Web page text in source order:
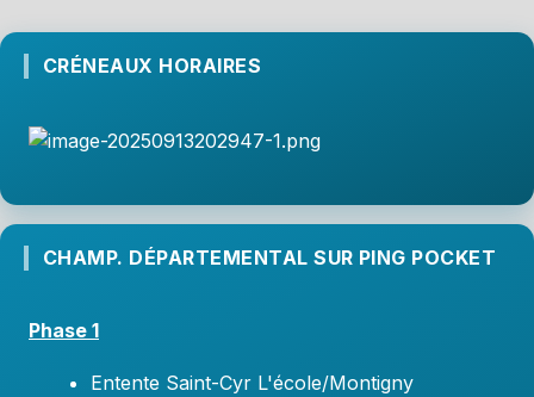
CRÉNEAUX HORAIRES
CHAMP. DÉPARTEMENTAL SUR PING POCKET
Phase 1
Entente Saint-Cyr L'école/Montigny